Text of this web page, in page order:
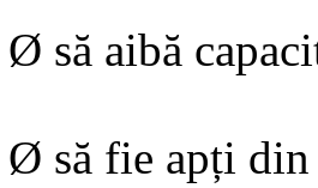
Ø să aibă
Ø să fie apți